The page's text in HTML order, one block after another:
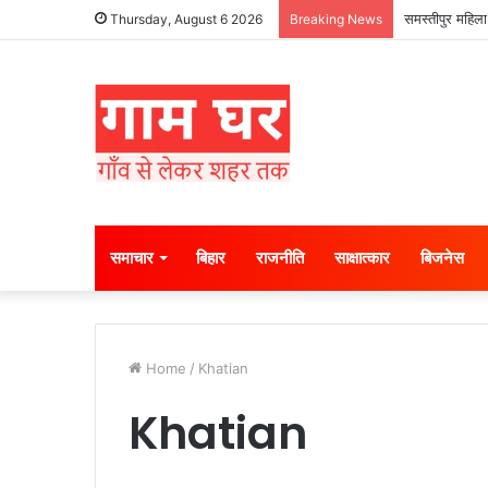
Thursday, August 6 2026 Breaking News समस्तीपुर
समाचार बिहार राजनीति साक्षात्कार बिजनेस
Home / Khatian
Khatian